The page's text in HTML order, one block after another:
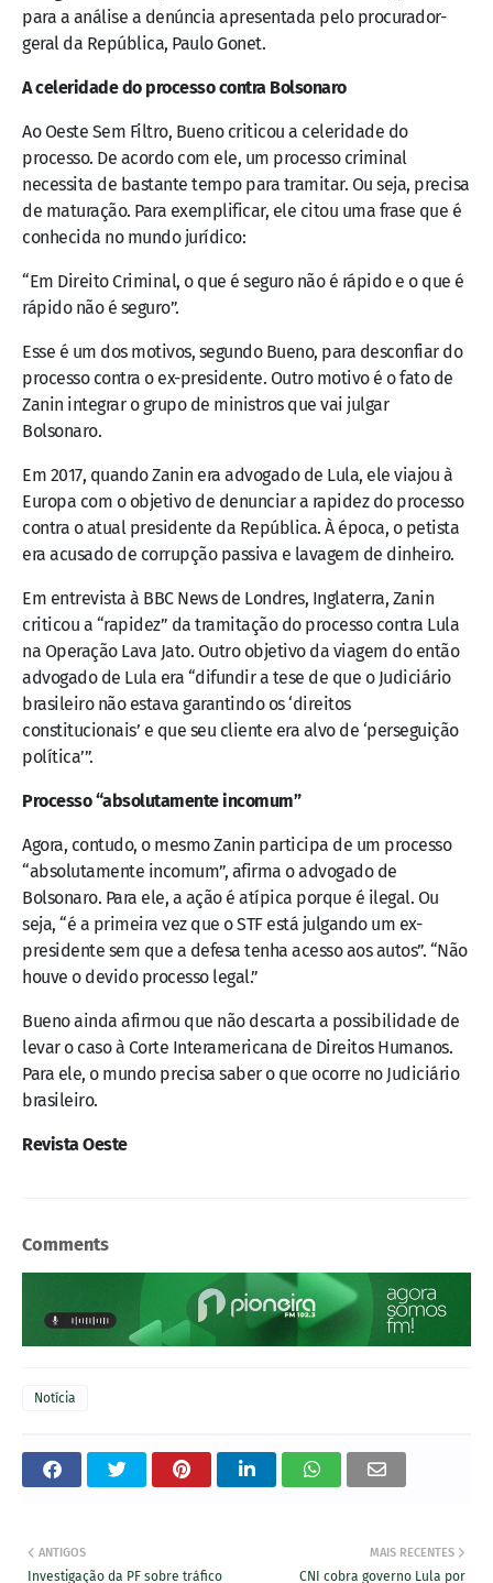
para a análise a denúncia apresentada pelo procurador-
geral da República, Paulo Gonet.
A celeridade do processo contra Bolsonaro
Ao Oeste Sem Filtro, Bueno criticou a celeridade do
processo. De acordo com ele, um processo criminal
necessita de bastante tempo para tramitar. Ou seja, precisa
de maturação. Para exemplificar, ele citou uma frase que é
conhecida no mundo jurídico:
“Em Direito Criminal, o que é seguro não é rápido e o que é
rápido não é seguro”.
Esse é um dos motivos, segundo Bueno, para desconfiar do
processo contra o ex-presidente. Outro motivo é o fato de
Zanin integrar o grupo de ministros que vai julgar
Bolsonaro.
Em 2017, quando Zanin era advogado de Lula, ele viajou à
Europa com o objetivo de denunciar a rapidez do processo
contra o atual presidente da República. À época, o petista
era acusado de corrupção passiva e lavagem de dinheiro.
Em entrevista à BBC News de Londres, Inglaterra, Zanin
criticou a “rapidez” da tramitação do processo contra Lula
na Operação Lava Jato. Outro objetivo da viagem do então
advogado de Lula era “difundir a tese de que o Judiciário
brasileiro não estava garantindo os ‘direitos
constitucionais’ e que seu cliente era alvo de ‘perseguição
política’”.
Processo “absolutamente incomum”
Agora, contudo, o mesmo Zanin participa de um processo
“absolutamente incomum”, afirma o advogado de
Bolsonaro. Para ele, a ação é atípica porque é ilegal. Ou
seja, “é a primeira vez que o STF está julgando um ex-
presidente sem que a defesa tenha acesso aos autos”. “Não
houve o devido processo legal.”
Bueno ainda afirmou que não descarta a possibilidade de
levar o caso à Corte Interamericana de Direitos Humanos.
Para ele, o mundo precisa saber o que ocorre no Judiciário
brasileiro.
Revista Oeste
Comments
Notícia
MAIS RECENTES
CNI cobra governo Lula por
ANTIGOS
Investigação da PF sobre tráfico